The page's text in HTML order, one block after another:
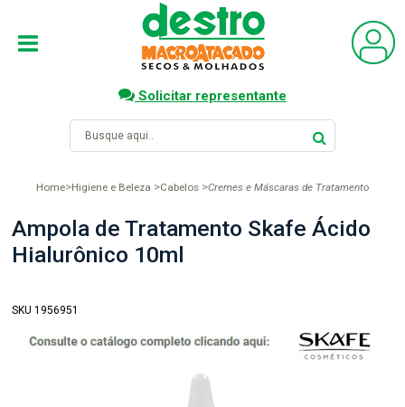
Solicitar representante
Home Higiene e Beleza Cabelos Cremes e Máscaras de Tratamento
Ampola de Tratamento Skafe Ácido
Hialurônico 10ml
SKU 1956951